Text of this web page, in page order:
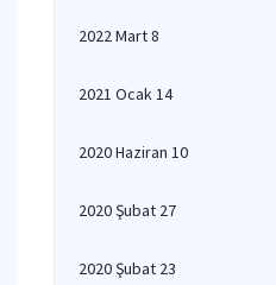
2022 Mart 8
2021 Ocak 14
2020 Haziran 10
2020 Şubat 27
2020 Şubat 23